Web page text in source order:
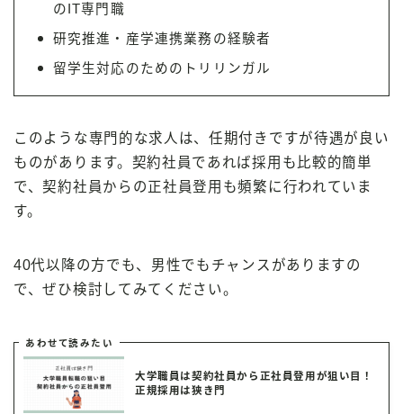
のIT専門職
研究推進・産学連携業務の経験者
留学生対応のためのトリリンガル
このような専門的な求人は、任期付きですが待遇が良い
ものがあります。契約社員であれば採用も比較的簡単
で、契約社員からの正社員登用も頻繁に行われていま
す。
40代以降の方でも、男性でもチャンスがありますの
で、ぜひ検討してみてください。
あわせて読みたい
大学職員は契約社員から正社員登用が狙い目！
正規採用は狭き門